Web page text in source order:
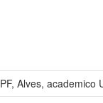
Alves, academico